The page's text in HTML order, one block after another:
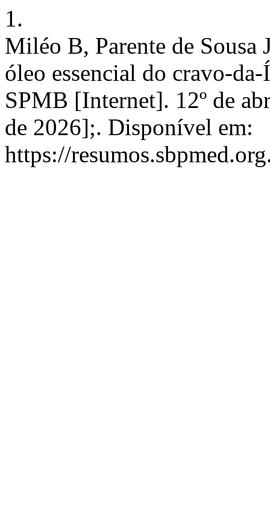
1.
Miléo B, Parente de Sousa
óleo essencial do cravo-
SPMB [Internet]. 12º de
de 2026];. Disponível em:
https://